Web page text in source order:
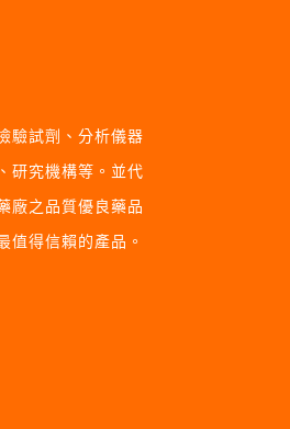
驗試劑、分析儀器
研究機構等。並代
廠之品質優良藥品
值得信賴的產品。